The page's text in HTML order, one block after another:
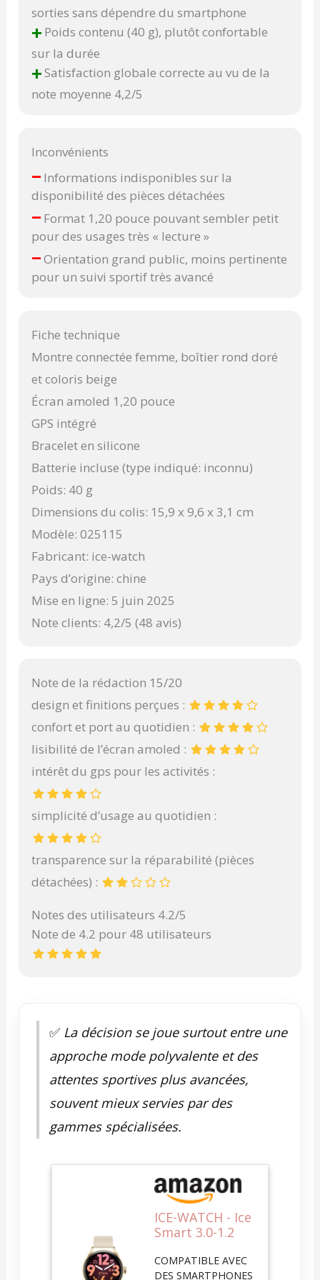
sorties sans dépendre du smartphone
+ Poids contenu (40 g), plutôt confortable
sur la durée
+Satisfaction globale correcte au vu de la
note moyenne 4,2/5
Inconvénients
– Informations indisponibles sur la
disponibilité des pièces détachées
– Format 1,20 pouce pouvant sembler petit
pour des usages très « lecture »
–Orientation grand public, moins pertinente
pour un suivi sportif très avancé
Fiche technique
Montre connectée femme, boîtier rond doré
et coloris beige
Écran amoled 1,20 pouce
GPS intégré
Bracelet en silicone
Batterie incluse (type indiqué: inconnu)
Poids: 40 g
Dimensions du colis: 15,9 x 9,6 x 3,1 cm
Modèle: 025115
Fabricant: ice-watch
Pays d’origine: chine
Mise en ligne: 5 juin 2025
Note clients: 4,2/5 (48 avis)
Note de la rédaction 15/20
design et finitions perçues :
confort et port au quotidien :
lisibilité de l’écran amoled :
intérêt du gps pour les activités :
simplicité d’usage au quotidien :
transparence sur la réparabilité (pièces
détachées) :
Notes des utilisateurs 4.2/5
Note de 4.2 pour 48 utilisateurs
✅ La décision se joue surtout entre une
approche mode polyvalente et des
attentes sportives plus avancées,
souvent mieux servies par des
gammes spécialisées.
ICE-WATCH - Ice
Smart 3.0-1.2
AMOLED GPS -
COMPATIBLE AVEC
DES SMARTPHONES